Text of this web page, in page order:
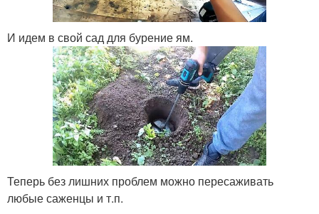
И идем в свой сад для бурение ям.
Теперь без лишних проблем можно пересаживать
любые саженцы и т.п.